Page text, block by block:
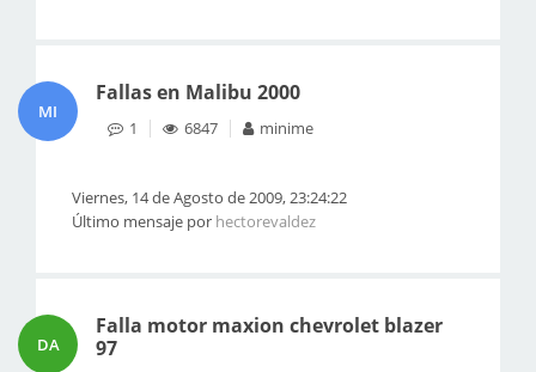
MI
Fallas en Malibu 2000
1 6847 minime
Viernes, 14 de Agosto de 2009, 23:24:22
Último mensaje por hectorevaldez
DA
Falla motor maxion chevrolet blazer
97